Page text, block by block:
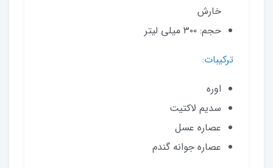
خارش
حجم: ۳۰۰ میلی لیتر
ترکیبات:
اوره
سدیم لاکتیت
عصاره عسل
عصاره جوانه گندم